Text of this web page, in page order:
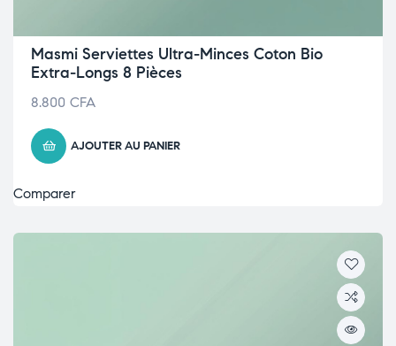
Masmi Serviettes Ultra-Minces Coton Bio
Extra-Longs 8 Pièces
8.800 CFA
AJOUTER AU PANIER
Comparer